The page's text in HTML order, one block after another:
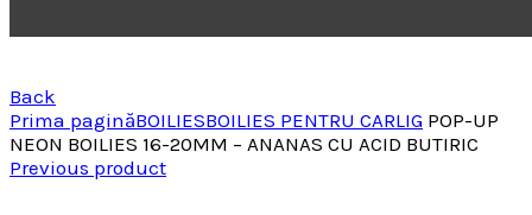
Back
Prima paginăBOILIESBOILIES PENTRU CARLIG POP-UP
NEON BOILIES 16-20MM – ANANAS CU ACID BUTIRIC
Previous product